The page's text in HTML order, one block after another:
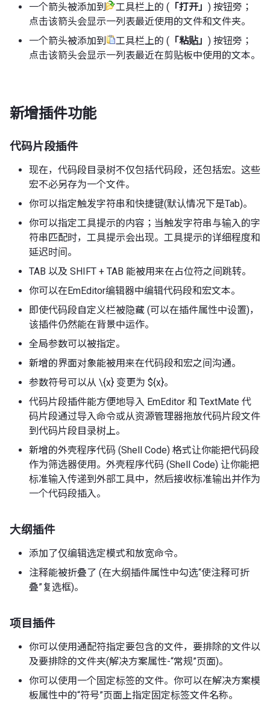
一个箭头被添加到
工具栏上的 ( 「打开」 ) 按钮旁；
点击该箭头会显示一列表最近使用的文件和文件夹。
一个箭头被添加到
工具栏上的 ( 「粘贴」 ) 按钮旁；
点击该箭头会显示一列表最近在剪贴板中使用的文本。
新增插件功能
代码片段插件
现在，代码段目录树不仅包括代码段，还包括宏。这些
宏不必另存为一个文件。
你可以指定触发字符串和快捷键(默认情况下是Tab)。
你可以指定工具提示的内容；当触发字符串与输入的字
符串匹配时，工具提示会出现。工具提示的详细程度和
延迟时间。
TAB 以及 SHIFT + TAB 能被用来在占位符之间跳转。
你可以在EmEditor编辑器中编辑代码段和宏文本。
即使代码段自定义栏被隐藏 (可以在插件属性中设置)，
该插件仍然能在背景中运作。
全局参数可以被指定。
新增的界面对象能被用来在代码段和宏之间沟通。
参数符号可以从 \{x} 变更为 ${x}。
代码片段插件能方便地导入 EmEditor 和 TextMate 代
码片段通过导入命令或从资源管理器拖放代码片段文件
到代码片段目录树上。
新增的外壳程序代码 (Shell Code) 格式让你能把代码段
作为筛选器使用。外壳程序代码 (Shell Code) 让你能把
标准输入传递到外部工具中，然后接收标准输出并作为
一个代码段插入。
大纲插件
添加了仅编辑选定模式和放宽命令。
注释能被折叠了 (在大纲插件属性中勾选“使注释可折
叠”复选框)。
项目插件
你可以使用通配符指定要包含的文件，要排除的文件以
及要排除的文件夹(解决方案属性-“常规”页面)。
你可以使用一个固定标签的文件。你可以在解决方案模
板属性中的“符号”页面上指定固定标签文件名称。